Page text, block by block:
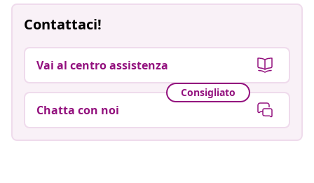
Contattaci!
Vai al centro assistenza
Consigliato
Chatta con noi